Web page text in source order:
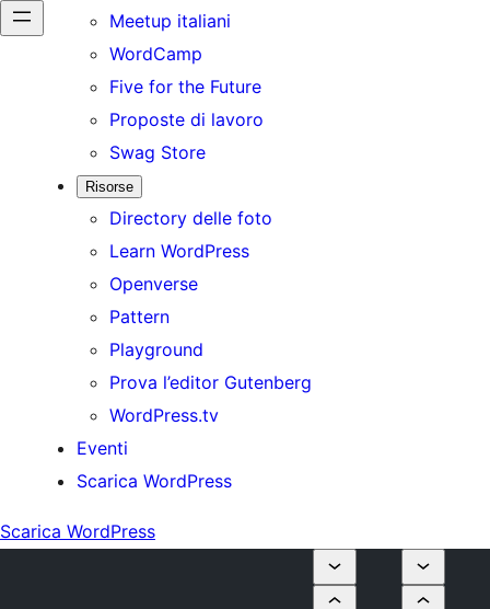
Meetup italiani
WordCamp
Five for the Future
Proposte di lavoro
Swag Store
Risorse
Directory delle foto
Learn WordPress
Openverse
Pattern
Playground
Prova l’editor Gutenberg
WordPress.tv
Eventi
Scarica WordPress
Scarica WordPress